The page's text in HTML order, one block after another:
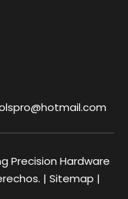
Precision Hardware
| Sitemap |